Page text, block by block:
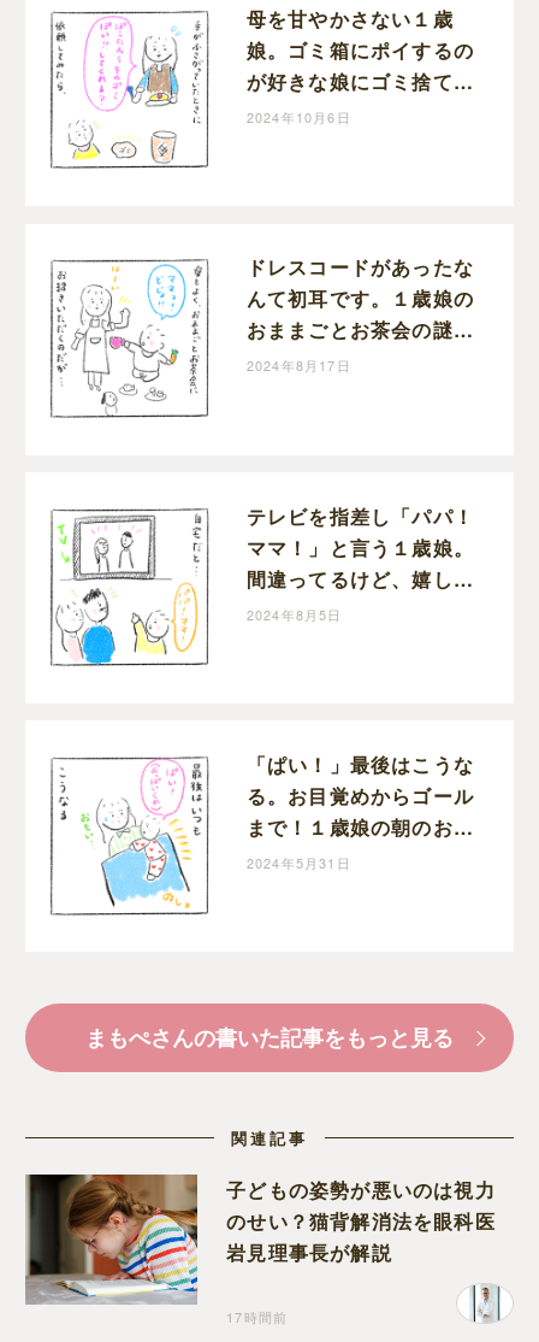
母を甘やかさない１歳
娘。ゴミ箱にポイするの
が好きな娘にゴミ捨てを
お願いしたら叱られまし
2024年10月6日
ドレスコードがあったな
んて初耳です。１歳娘の
おままごとお茶会の謎ル
ール｜まもぺの育児漫画
2024年8月17日
テレビを指差し「パパ！
ママ！」と言う１歳娘。
間違ってるけど、嬉しい
から乗っかっちゃいま
2024年8月5日
「ぱい！」最後はこうな
る。お目覚めからゴール
まで！１歳娘の朝のお約
束｜まもぺの育児漫画
2024年5月31日
まもぺさんの書いた記事をもっと見る
関連記事
子どもの姿勢が悪いのは視力
のせい？猫背解消法を眼科医
岩見理事長が解説
17時間前